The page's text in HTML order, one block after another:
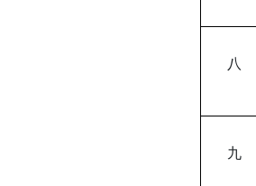
八
九